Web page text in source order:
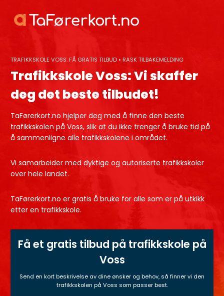
content
TRAFIKKSKOLE VOSS: FÅ GRATIS TILBUD • RASK TILBAKEMELDING
Trafikkskole Voss: Vi skaffer
deg det beste tilbudet!
TaFørerkort.no hjelper deg med å finne den beste
trafikkskolen på Voss, slik at du ikke trenger å bruke tid på
å sammenligne alle trafikkskolene i området.
Vi samarbeider med dyktige og autoriserte trafikkskoler
over hele landet.
TaFørerkort.no er gratis å bruke for alle som er på utkikk
etter en trafikkskole.
Få et gratis tilbud på trafikkskole på
Voss
Send en kort beskrivelse av dine ønsker og behov, så finner vi den
trafikkskolen på Voss som passer best.